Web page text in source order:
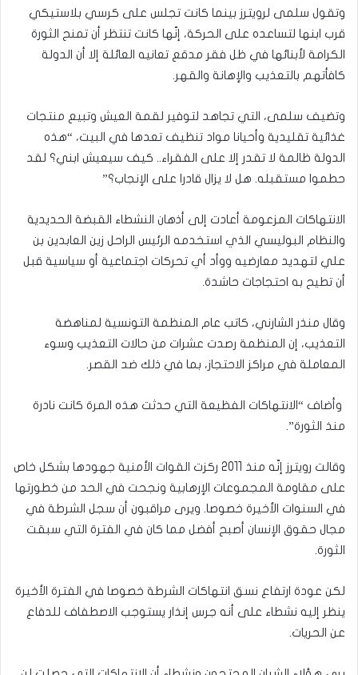
وتقول سلمى لرويترز بينما كانت تجلس على كرسي بلاستيكي
قرب ابنها لتساعده على الحركة، إنّها كانت تنتظر أن تمنح الثورة
الكرامة لأبنائها في ظل فقر مدقع تعانيه العائلة إلا أن الدولة
كافأتهم بالتعذيب والإهانة والقهر.
وتضيف سلمى، التي تجاهد لتوفير لقمة العيش وتبيع منتجات
غذائية تقليدية وأحيانا مواد تنظيف تعدها في البيت، “هذه
الدولة ظالمة لا تقدر إلا على الفقراء.. كيف سيعيش ابني؟ لقد
حطموا مستقبله. هل لا يزال قادرا على الإنجاب؟”
الانتهاكات المزعومة أعادت إلى أذهان النشطاء القبضة الحديدية
والنظام البوليسي الذي استخدمه الرئيس الراحل زين العابدين بن
علي لتهديد معارضيه ووأد أي تحركات اجتماعية أو سياسية قبل
أن تطيح به احتجاجات حاشدة.
وقال منذر الشارني، كاتب عام المنظمة التونسية لمناهضة
التعذيب، إن المنظمة رصدت عشرات من حالات التعذيب وسوء
المعاملة في مراكز الاحتجاز، بما في ذلك ضد القصر.
‭‭‭‭‭‭‭‭‭‭‭‭‭‭‭‭‭‭‭‭‭ ‬‬‬‬‬‬‬‬‬‬‬‬‬‬‬‬‬‬‬‬‬وأضاف “الانتهاكات الفظيعة التي حدثت هذه المرة كانت نادرة
منذ الثورة”.
وقالت رويترز إنّه منذ 2011 ركزت القوات الأمنية جهودها بشكل خاص
على مقاومة المجموعات الإرهابية ونجحت في الحد من خطورتها
في السنوات الأخيرة خصوصا. ويرى مراقبون أن سجل الشرطة في
مجال حقوق الإنسان أصبح أفضل مما كان في الفترة التي سبقت
الثورة.
لكن عودة ارتفاع نسق انتهاكات الشرطة خصوصا في الفترة الأخيرة
ينظر إليه نشطاء على أنه جرس إنذار يستوجب الاصطفاف للدفاع
عن الحريات.